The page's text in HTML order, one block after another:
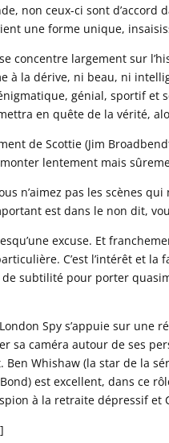
non ceux-ci sont d’accord
une forme unique,
concentre largement sur
à la dérive, ni beau, ni
génial, sportif et
en quête de la vérité,
de Scottie (Jim
lentement mais
n’aimez pas les scènes
est dans le non dit,
excuse. Et
C’est l’intérêt et la
subtilité pour porter
Spy s’appuie sur une
sa caméra autour de ses
Ben Whishaw (la star de la
est excellent, dans ce
à la retraite dépressif